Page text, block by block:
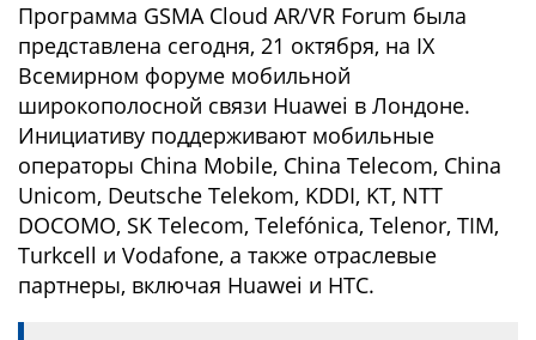
Программа GSMA Cloud AR/VR Forum была
представлена ​​сегодня, 21 октября, на IX
Всемирном форуме мобильной
широкополосной связи Huawei в Лондоне.
Инициативу поддерживают мобильные
операторы China Mobile, China Telecom, China
Unicom, Deutsche Telekom, KDDI, KT, NTT
DOCOMO, SK Telecom, Telefónica, Telenor, TIM,
Turkcell и Vodafone, а также отраслевые
партнеры, включая Huawei и HTC.